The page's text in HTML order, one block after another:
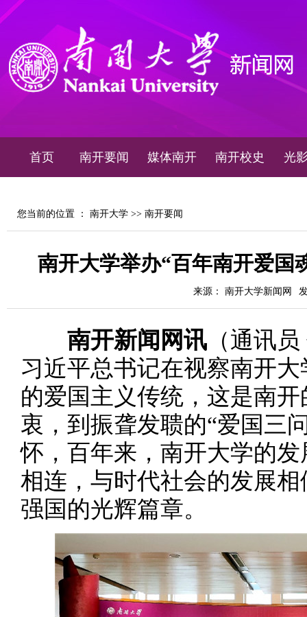
首页 南开要闻 媒体南开 南开校史 光
您当前的位置 ： 南开大学 >> 南开要闻
南开大学举办“百年南开爱
来源： 南开大学新闻网
南开新闻网讯 （通讯
习近平总书记在视察南开
的爱国主义传统，这是南
衷，到振聋发聩的“爱国三
怀，百年来，南开大学的
相连，与时代社会的发展
强国的光辉篇章。